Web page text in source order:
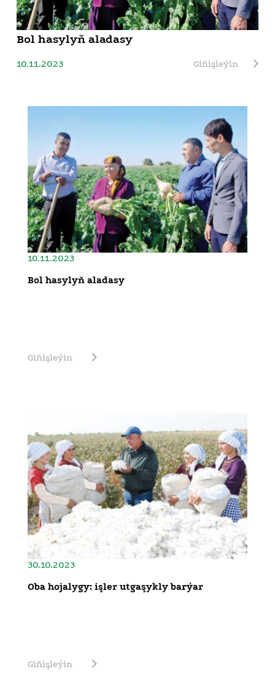
Bol hasylyň aladasy
10.11.2023 Giňişleýin
10.11.2023
Bol hasylyň aladasy
Giňişleýin
30.10.2023
Oba hojalygy: işler utgaşykly barýar
Giňişleýin